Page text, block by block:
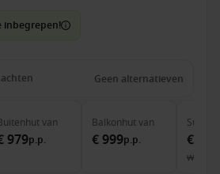
inbegrepen!
Geen alternatieven
van
979p.p.
Balkonhutvan
€ 999p.p.
Suite
€
was